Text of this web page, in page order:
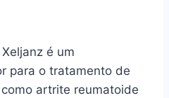
é um
para o tratamento de
artrite reumatoide